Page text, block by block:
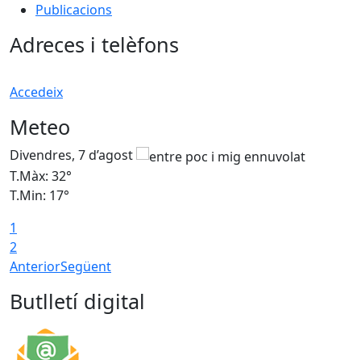
Publicacions
Adreces i telèfons
Accedeix
Meteo
Divendres, 7 d’agost
T.Màx: 32°
T.Min: 17°
1
2
AnteriorSegüent
Butlletí digital